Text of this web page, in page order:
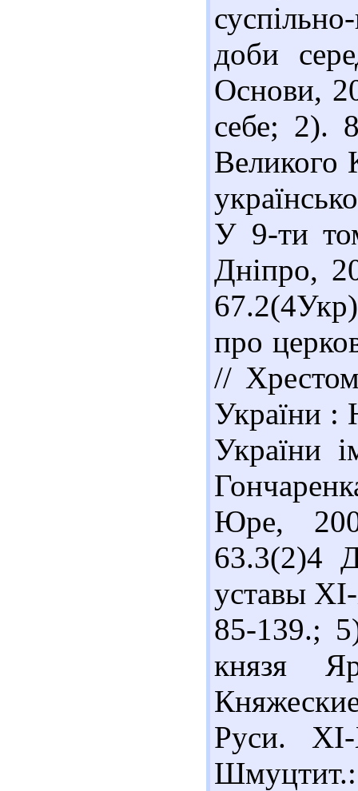
доби
Основи,
себе; 2).
Великого
У 9-ти
Дніпро,
про
//
України :
України
Юре,
63.3(2)4
уставы
85-139.;
князя
Руси.